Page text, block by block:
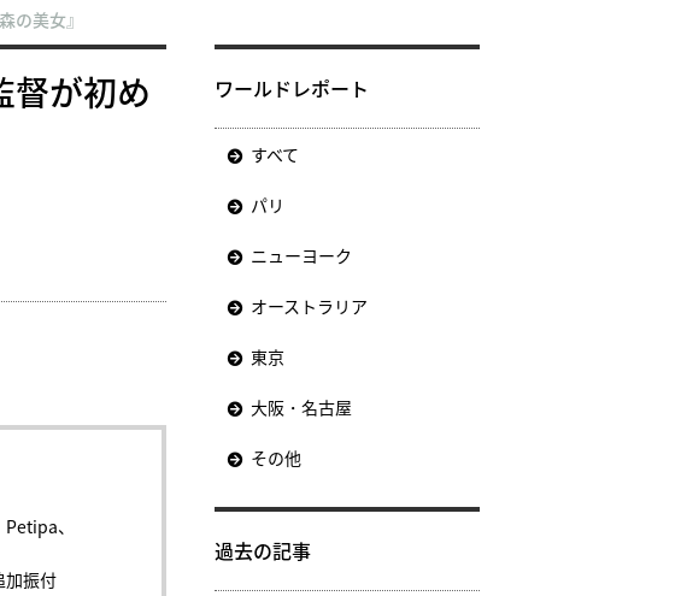
の美女』
督が初め
、
加振付
ワールドレポート
すべて
パリ
ニューヨーク
オーストラリア
東京
大阪・名古屋
その他
過去の記事